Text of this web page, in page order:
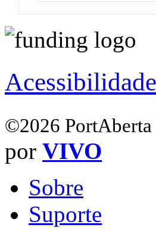
Acessibilidade
©2026 PortAberta
por VIVO
Sobre
Suporte